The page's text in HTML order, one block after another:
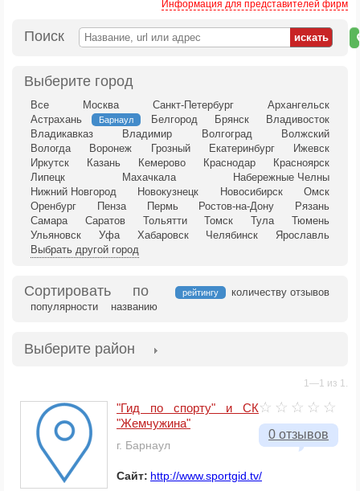
Информация для представителей фирм
Поиск
Выберите город
Все Москва Санкт-Петербург
Архангельск
Астрахань
Барнаул Белгород Брянск
Владивосток
Владикавказ
Владимир Волгоград
Волжский
Вологда
Воронеж Грозный Екатеринбург
Ижевск
Иркутск
Казань Кемерово Краснодар
Красноярск
Липецк
Махачкала
Набережные Челны
Нижний Новгород
Новокузнецк Новосибирск
Омск
Оренбург
Пенза Пермь Ростов-на-Дону
Рязань
Самара
Саратов Тольятти Томск Тула
Тюмень
Ульяновск
Уфа Хабаровск Челябинск
Ярославль
Выбрать другой город
Сортировать по рейтингу
количеству отзывов
популярности
названию
Выберите район
1—1 из 1.
0 отзывов
"Гид по спорту" и СК
"Жемчужина"
г. Барнаул
Сайт: http://www.sportgid.tv/